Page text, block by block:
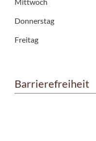
Donnerstag
Freitag
Barrierefreiheit